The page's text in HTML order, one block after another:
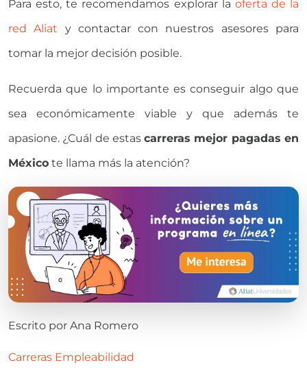
Para esto, te recomendamos explorar la oferta de la
red Aliat y contactar con nuestros asesores para
tomar la mejor decisión posible.
Recuerda que lo importante es conseguir algo que
sea económicamente viable y que además te
apasione. ¿Cuál de estascarreras mejor pagadas en
México te llama más la atención?
Escrito por Ana Romero
Carreras Empleabilidad